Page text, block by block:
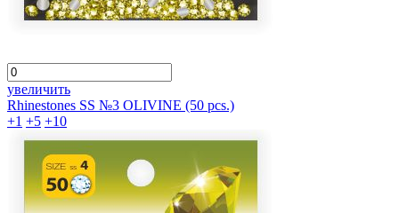
увеличить
Rhinestones SS №3 OLIVINE (50 pcs.)
+1 +5 +10